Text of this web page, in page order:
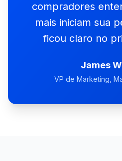
compradores
mais iniciam sua
ficou claro no
James
VP de Marketing ,